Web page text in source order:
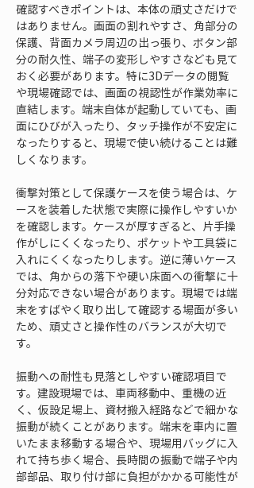
確認すべきポイントは、本体の頑丈さだけで
はありません。画面の割れやすさ、角部分の
保護、背面カメラ周辺の出っ張り、ボタン部
分の耐久性、端子の変形しやすさなども見て
おく必要があります。特に3Dデータの閲覧
や現場確認では、画面の視認性が作業効率に
直結します。端末自体が起動していても、画
面にひびが入ったり、タッチ操作が不安定に
なったりすると、現場で使い続けることは難
しくなります。
衝撃対策として保護ケースを使う場合は、ケ
ースを装着した状態で実際に操作しやすいか
を確認します。ケースが厚すぎると、片手操
作がしにくくなったり、ポケットや工具袋に
入れにくくなったりします。逆に薄いケース
では、角からの落下や硬い床面への衝撃に十
分対応できない場合があります。現場では端
末をすばやく取り出して確認する場面が多い
ため、頑丈さと操作性のバランスが大切で
す。
振動への耐性も見落としやすい確認項目で
す。建設現場では、車両移動中、重機の近
く、仮設足場上、資材搬入経路などで細かな
振動が続くことがあります。端末を車内に置
いたまま移動する場合や、現場用バッグに入
れて持ち歩く場合、長時間の振動で端子や内
部部品、取り付け部に負担がかかる可能性が